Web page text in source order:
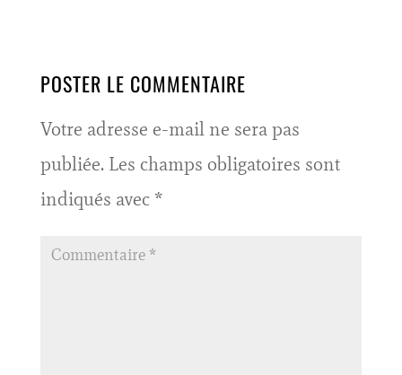
POSTER LE COMMENTAIRE
Votre adresse e-mail ne sera pas
publiée. Les champs obligatoires sont
indiqués avec *